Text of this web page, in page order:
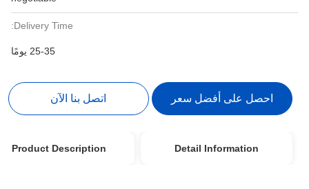
Delivery Time:
25-35 يومًا
احصل على أفضل سعر اتصل بنا الآن
Detail Information
Product Description